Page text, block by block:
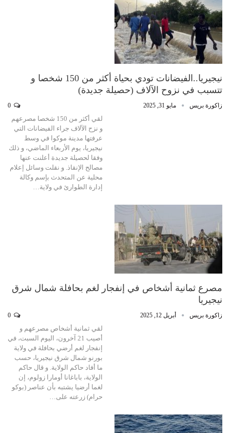
نيجيريا..الفيضانات تودي بحياة أكثر من 150 شخصا و
تتسبب في نزوح الآلاف (حصيلة جديدة)
زاكورة بريس مايو 31, 2025
لقي أكثر من 150 شخصا مصرعهم
و نزح الآلاف جراء الفيضانات التي
عرفتها مدينة موكوا في وسط
نيجيريا، يوم الأربعاء الماضي، و ذلك
وفقا لحصيلة جديدة أعلنت عنها
مصالح الإنقاذ. و نقلت وسائل إعلام
محلية عن المتحدث بإسم وكالة
إدارة الطوارئ في ولاية…
مصرع ثمانية أشخاص في إنفجار لغم بحافلة شمال شرق
نيجيريا
زاكورة بريس أبريل 12, 2025
لقي ثمانية أشخاص مصرعهم و
أصيب 21 آخرون، اليوم السبت، في
إنفجار لغم أرضي بحافلة في ولاية
بورنو شمال شرق نيجيريا، حسب
ما أفاد حاكم الولاية. و قال حاكم
الولاية، باباغانا أومارا زولوم، إن
لغما أرضيا يشتبه بأن عناصر (بوكو
حرام) زرعته على…